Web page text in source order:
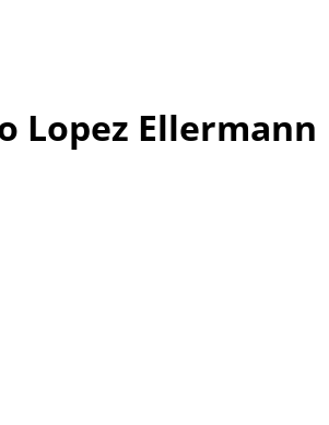
Lopez Ellermann